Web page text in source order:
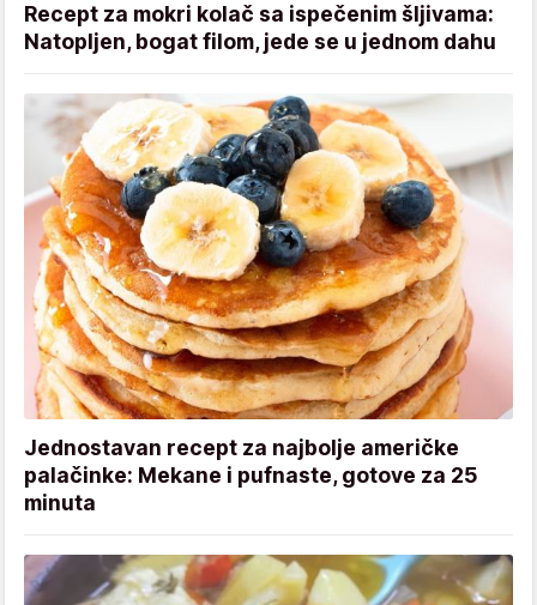
Recept za mokri kolač sa ispečenim šljivama:
Natopljen, bogat filom, jede se u jednom dahu
Jednostavan recept za najbolje američke
palačinke: Mekane i pufnaste, gotove za 25
minuta